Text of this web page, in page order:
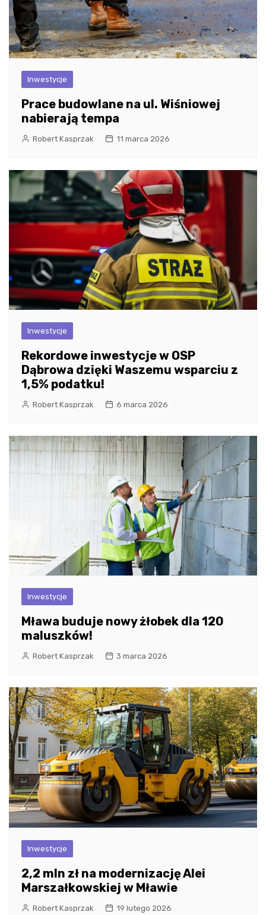
Inwestycje
Prace budowlane na ul. Wiśniowej
nabierają tempa
Robert Kasprzak 11 marca 2026
Inwestycje
Rekordowe inwestycje w OSP
Dąbrowa dzięki Waszemu wsparciu z
1,5% podatku!
Robert Kasprzak 6 marca 2026
Inwestycje
Mława buduje nowy żłobek dla 120
maluszków!
Robert Kasprzak 3 marca 2026
Inwestycje
2,2 mln zł na modernizację Alei
Marszałkowskiej w Mławie
Robert Kasprzak 19 lutego 2026